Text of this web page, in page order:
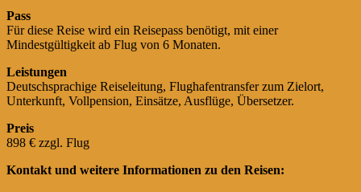
Pass
Für diese Reise wird ein Reisepass benötigt, mit einer
Mindestgültigkeit ab Flug von 6 Monaten.
Leistungen
Deutschsprachige Reiseleitung, Flughafentransfer zum Zielort,
Unterkunft, Vollpension, Einsätze, Ausflüge, Übersetzer.
Preis
898 € zzgl. Flug
Kontakt und weitere Informationen zu den Reisen: